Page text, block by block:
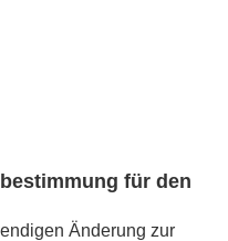
für den
Änderung zur